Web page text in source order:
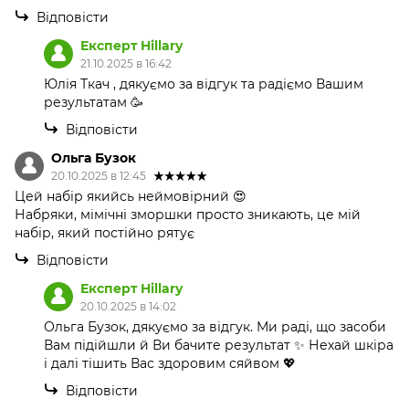
Відповісти
Експерт Hillary
21.10.2025 в 16:42
Юлія Ткач , дякуємо за відгук та радіємо Вашим
результатам 🥳
Відповісти
Ольга Бузок
20.10.2025 в 12:45
Цей набір якийсь неймовірний 😍
Набряки, мімічні зморшки просто зникають, це мій
набір, який постійно рятує
Відповісти
Експерт Hillary
20.10.2025 в 14:02
Ольга Бузок, дякуємо за відгук. Ми раді, що засоби
Вам підійшли й Ви бачите результат ✨ Нехай шкіра
і далі тішить Вас здоровим сяйвом 💖
Відповісти